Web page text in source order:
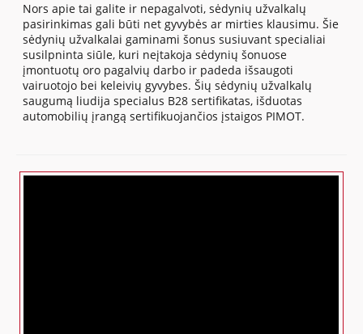
Nors apie tai galite ir nepagalvoti, sėdynių užvalkalų
pasirinkimas gali būti net gyvybės ar mirties klausimu. Šie
sėdynių užvalkalai gaminami šonus susiuvant specialiai
susilpninta siūle, kuri neįtakoja sėdynių šonuose
įmontuotų oro pagalvių darbo ir padeda išsaugoti
vairuotojo bei keleivių gyvybes. Šių sėdynių užvalkalų
saugumą liudija specialus B28 sertifikatas, išduotas
automobilių įrangą sertifikuojančios įstaigos PIMOT.